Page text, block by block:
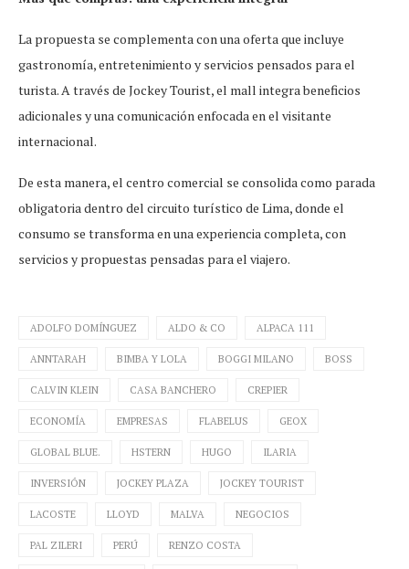
La propuesta se complementa con una oferta que incluye
gastronomía, entretenimiento y servicios pensados para el
turista. A través de Jockey Tourist, el mall integra beneficios
adicionales y una comunicación enfocada en el visitante
internacional.
De esta manera, el centro comercial se consolida como parada
obligatoria dentro del circuito turístico de Lima, donde el
consumo se transforma en una experiencia completa, con
servicios y propuestas pensadas para el viajero.
ADOLFO DOMÍNGUEZ ALDO & CO ALPACA 111
ANNTARAH BIMBA Y LOLA BOGGI MILANO BOSS
CALVIN KLEIN CASA BANCHERO CREPIER
ECONOMÍA EMPRESAS FLABELUS GEOX
GLOBAL BLUE. HSTERN HUGO ILARIA
INVERSIÓN JOCKEY PLAZA JOCKEY TOURIST
LACOSTE LLOYD MALVA NEGOCIOS
PAL ZILERI PERÚ RENZO COSTA